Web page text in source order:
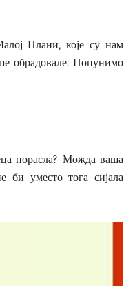
Плани, које су нам
обрадовале. Попунимо
порасла? Можда ваша
би уместо тога сијала